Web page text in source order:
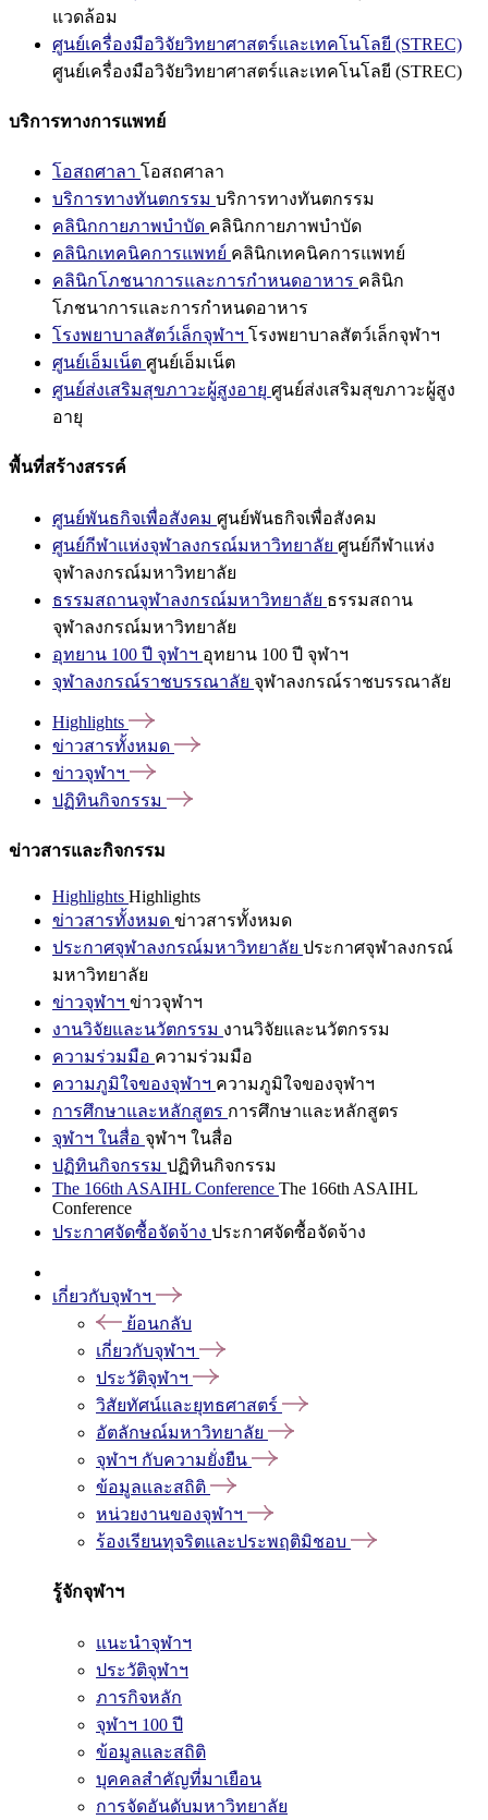
แวดล้อม
ศูนย์เครื่องมือวิจัยวิทยาศาสตร์และเทคโนโลยี (STREC)
ศูนย์เครื่องมือวิจัยวิทยาศาสตร์และเทคโนโลยี (STREC)
บริการทางการแพทย์
โอสถศาลา โอสถศาลา
บริการทางทันตกรรม บริการทางทันตกรรม
คลินิกกายภาพบำบัด คลินิกกายภาพบำบัด
คลินิกเทคนิคการแพทย์ คลินิกเทคนิคการแพทย์
คลินิกโภชนาการและการกำหนดอาหาร คลินิก
โภชนาการและการกำหนดอาหาร
โรงพยาบาลสัตว์เล็กจุฬาฯ โรงพยาบาลสัตว์เล็กจุฬาฯ
ศูนย์เอ็มเน็ต ศูนย์เอ็มเน็ต
ศูนย์ส่งเสริมสุขภาวะผู้สูงอายุ ศูนย์ส่งเสริมสุขภาวะผู้สูง
อายุ
พื้นที่สร้างสรรค์
ศูนย์พันธกิจเพื่อสังคม ศูนย์พันธกิจเพื่อสังคม
ศูนย์กีฬาแห่งจุฬาลงกรณ์มหาวิทยาลัย ศูนย์กีฬาแห่ง
จุฬาลงกรณ์มหาวิทยาลัย
ธรรมสถานจุฬาลงกรณ์มหาวิทยาลัย ธรรมสถาน
จุฬาลงกรณ์มหาวิทยาลัย
อุทยาน 100 ปี จุฬาฯ อุทยาน 100 ปี จุฬาฯ
จุฬาลงกรณ์ราชบรรณาลัย จุฬาลงกรณ์ราชบรรณาลัย
Highlights
ข่าวสารทั้งหมด
ข่าวจุฬาฯ
ปฏิทินกิจกรรม
ข่าวสารและกิจกรรม
Highlights Highlights
ข่าวสารทั้งหมด ข่าวสารทั้งหมด
ประกาศจุฬาลงกรณ์มหาวิทยาลัย ประกาศจุฬาลงกรณ์
มหาวิทยาลัย
ข่าวจุฬาฯ ข่าวจุฬาฯ
งานวิจัยและนวัตกรรม งานวิจัยและนวัตกรรม
ความร่วมมือ ความร่วมมือ
ความภูมิใจของจุฬาฯ ความภูมิใจของจุฬาฯ
การศึกษาและหลักสูตร การศึกษาและหลักสูตร
จุฬาฯ ในสื่อ จุฬาฯ ในสื่อ
ปฏิทินกิจกรรม ปฏิทินกิจกรรม
The 166th ASAIHL Conference The 166th ASAIHL
Conference
ประกาศจัดซื้อจัดจ้าง ประกาศจัดซื้อจัดจ้าง
เกี่ยวกับจุฬาฯ
ย้อนกลับ
เกี่ยวกับจุฬาฯ
ประวัติจุฬาฯ
วิสัยทัศน์และยุทธศาสตร์
อัตลักษณ์มหาวิทยาลัย
จุฬาฯ กับความยั่งยืน
ข้อมูลและสถิติ
หน่วยงานของจุฬาฯ
ร้องเรียนทุจริตและประพฤติมิชอบ
รู้จักจุฬาฯ
แนะนำจุฬาฯ
ประวัติจุฬาฯ
ภารกิจหลัก
จุฬาฯ 100 ปี
ข้อมูลและสถิติ
บุคคลสำคัญที่มาเยือน
การจัดอันดับมหาวิทยาลัย